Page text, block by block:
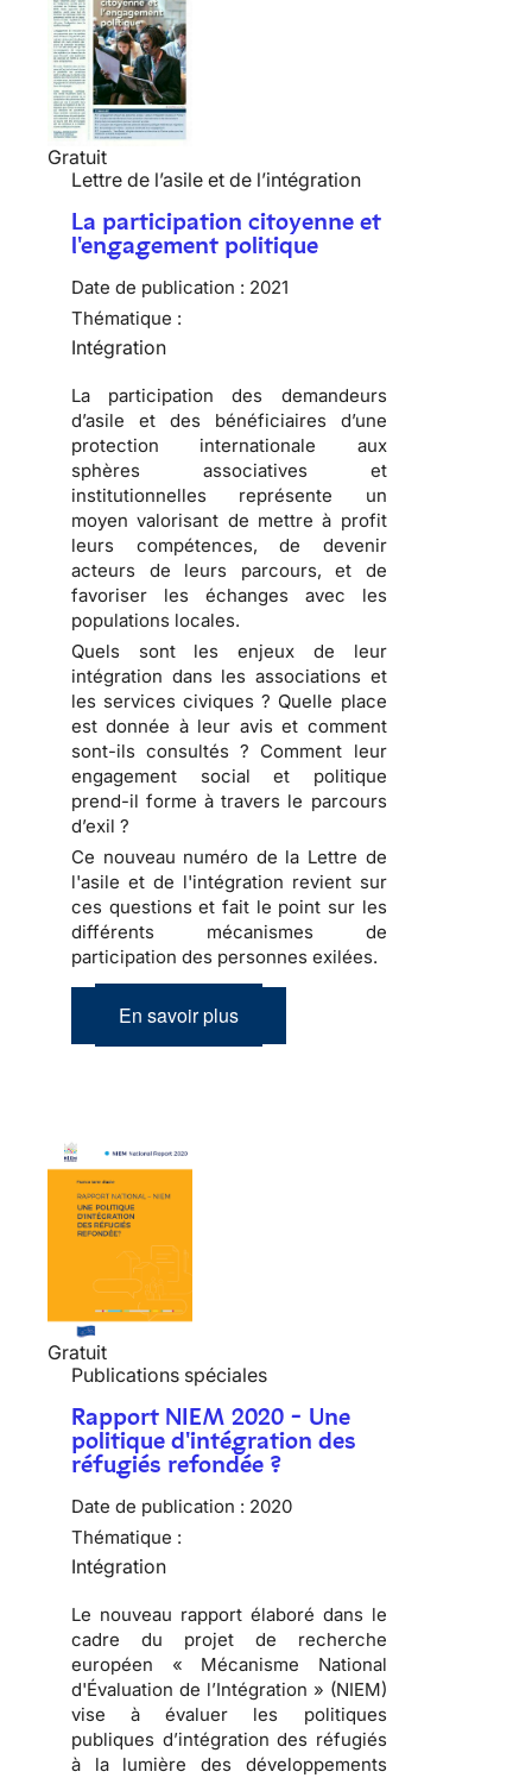
Gratuit
Lettre de l’asile et de l’intégration
La participation citoyenne et
l'engagement politique
Date de publication : 2021
Thématique :
Intégration
La participation des demandeurs
d’asile et des bénéficiaires d’une
protection internationale aux
sphères associatives et
institutionnelles représente un
moyen valorisant de mettre à profit
leurs compétences, de devenir
acteurs de leurs parcours, et de
favoriser les échanges avec les
populations locales.
Quels sont les enjeux de leur
intégration dans les associations et
les services civiques ? Quelle place
est donnée à leur avis et comment
sont-ils consultés ? Comment leur
engagement social et politique
prend-il forme à travers le parcours
d’exil ?
Ce nouveau numéro de la Lettre de
l'asile et de l'intégration revient sur
ces questions et fait le point sur les
différents mécanismes de
participation des personnes exilées.
En savoir plus
Gratuit
Publications spéciales
Rapport NIEM 2020 - Une
politique d'intégration des
réfugiés refondée ?
Date de publication : 2020
Thématique :
Intégration
Le nouveau rapport élaboré dans le
cadre du projet de recherche
européen « Mécanisme National
d'Évaluation de l’Intégration » (NIEM)
vise à évaluer les politiques
publiques d’intégration des réfugiés
à la lumière des développements